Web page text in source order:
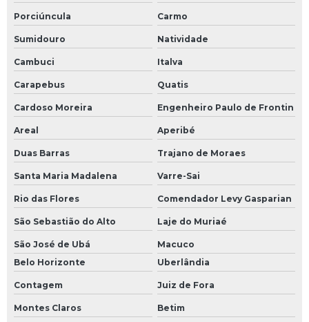
Porciúncula Carmo
Sumidouro Natividade
Cambuci Italva
Carapebus Quatis
Cardoso Moreira Engenheiro Paulo de Frontin
Areal Aperibé
Duas Barras Trajano de Moraes
Santa Maria Madalena Varre-Sai
Rio das Flores Comendador Levy Gasparian
São Sebastião do Alto Laje do Muriaé
São José de Ubá
Macuco
Belo Horizonte
Uberlândia
Contagem Juiz de Fora
Montes Claros Betim